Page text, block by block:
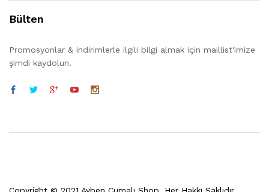
Bülten
Promosyonlar & indirimlerle ilgili bilgi almak için maillist'imize
şimdi kaydolun.
Copyright © 2021 Ayben Cumalı Shop. Her Hakkı Saklıdır.